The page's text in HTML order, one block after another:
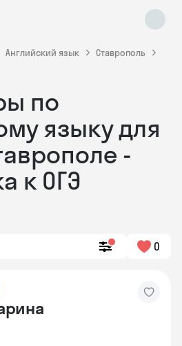
Английский язык
Ставрополь
по
языку для
-
к ОГЭ
0